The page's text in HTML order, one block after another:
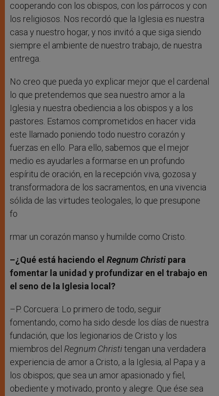
cooperando con los obispos, con los párrocos y con
los religiosos. Nos recordó que la Iglesia es nuestra
casa y nuestro hogar, y nos invitó a que siga siendo
siempre el ambiente de nuestro trabajo, de nuestra
entrega.
No creo que pueda yo explicar mejor que el cardenal
lo que pretendemos que sea nuestro amor a la
Iglesia y nuestra obediencia a los obispos y a los
pastores. Estamos comprometidos en hacer vida
este llamado poniendo todo nuestro corazón y
fuerzas en ello. Para ello, sabemos que el mejor
medio es ayudarles a formarse en un profundo
espíritu de oración, en la recepción viva, gozosa y
transformadora de los sacramentos, en una vivencia
sólida de las virtudes teologales, lo que presupone
fo
rmar un corazón manso y humilde como Cristo.
–¿Qué está haciendo el Regnum Christi para
fomentar la unidad y profundizar en el trabajo en
el seno de la Iglesia local?
–P. Corcuera: Lo primero de todo, seguir
fomentando, como ha sido desde los días de nuestra
fundación, que los legionarios de Cristo y los
miembros del Regnum Christitengan una verdadera
experiencia de amor a Cristo, a la Iglesia, al Papa y a
los obispos; que sea un amor apasionado y fiel,
obediente y motivado, pronto y alegre. Que ése sea